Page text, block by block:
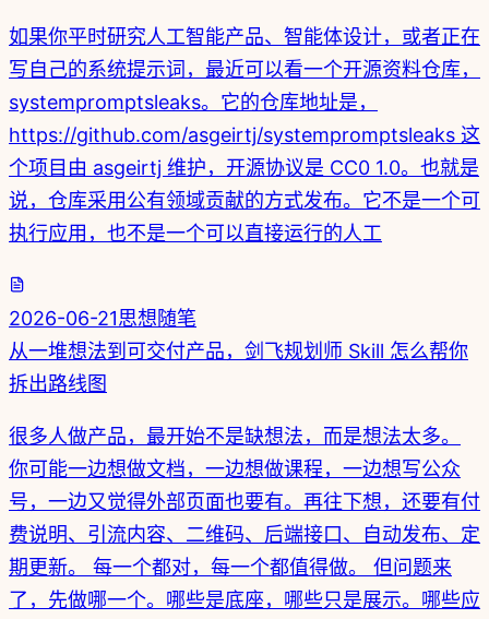
如果你平时研究人工智能产品、智能体设计，或者正在
写自己的系统提示词，最近可以看一个开源资料仓库，
systempromptsleaks。它的仓库地址是，
https://github.com/asgeirtj/systempromptsleaks 这
个项目由 asgeirtj 维护，开源协议是 CC0 1.0。也就是
说，仓库采用公有领域贡献的方式发布。它不是一个可
执行应用，也不是一个可以直接运行的人工
2026-06-21思想随笔
从一堆想法到可交付产品，剑飞规划师 Skill 怎么帮你
拆出路线图
很多人做产品，最开始不是缺想法，而是想法太多。
你可能一边想做文档，一边想做课程，一边想写公众
号，一边又觉得外部页面也要有。再往下想，还要有付
费说明、引流内容、二维码、后端接口、自动发布、定
期更新。 每一个都对，每一个都值得做。 但问题来
了，先做哪一个。哪些是底座，哪些只是展示。哪些应